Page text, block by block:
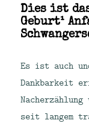
Dies ist
Geburt¹
Es ist auch
Dankbarkeit
seit langem